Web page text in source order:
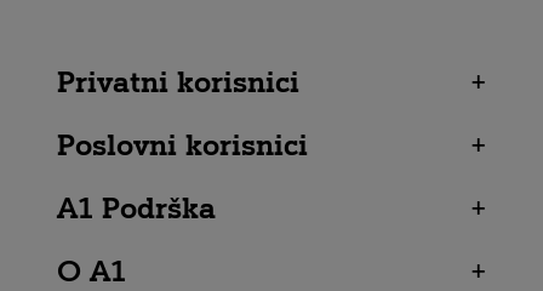
Privatni korisnici
+
Poslovni korisnici
+
A1 Podrška
+
O A1
+